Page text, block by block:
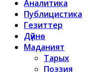
Аналитика
Публицистика
Гезиттер
Дүйнө
Маданият
Тарых
Поэзия